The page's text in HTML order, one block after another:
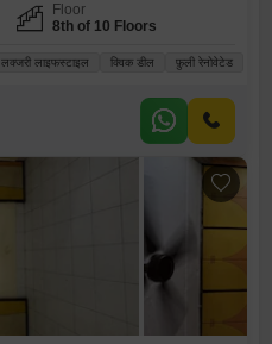
Floor
8th of 10 Floors
लक्जरी लाइफस्टाइल क्विक डील फ़ुली रेनोवेटेड